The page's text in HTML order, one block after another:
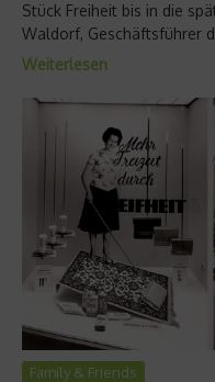
Stück Freiheit bis in die
Waldorf, Geschäftsführer
Weiterlesen
Family & Friends